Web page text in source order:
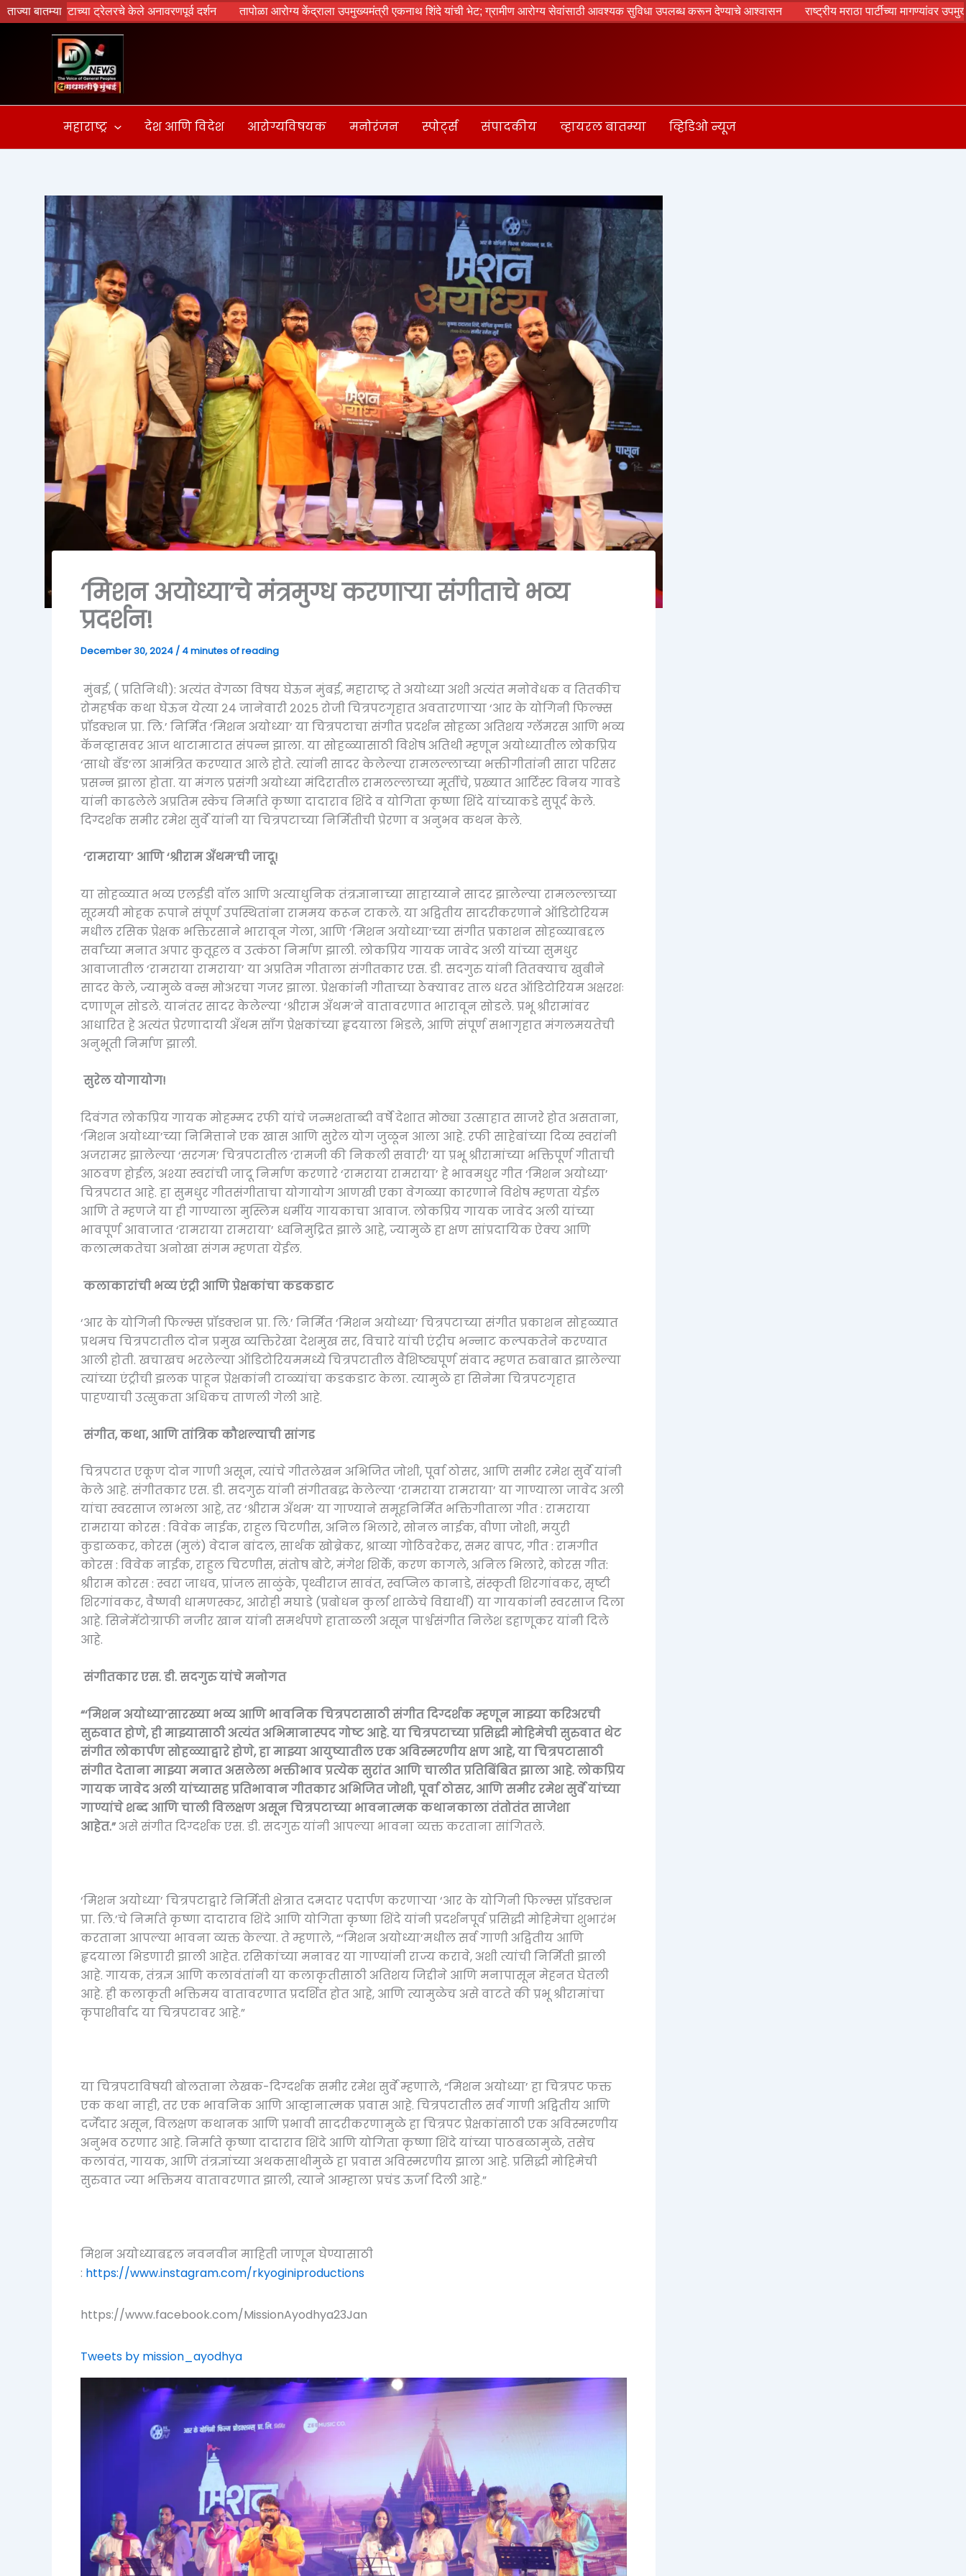
ताज्या बातम्या
केले अनावरणपूर्व दर्शन तापोळा आरोग्य केंद्राला उपमुख्यमंत्री एकनाथ शिंदे यांची भेट; ग्रामीण आरोग्य सेवांसाठी आवश्यक सुविधा उपलब्ध करून देण्याचे आश्वासन राष्ट्रीय मराठा पार्टीच्या मागण्यांवर उपमुख्यमंत्री सुनेत्रा पवार
Skip
to
महाराष्ट्र देश आणि विदेश आरोग्यविषयक मनोरंजन स्पोर्ट्स संपादकीय व्हायरल बातम्या व्हिडिओ न्यूज
‘मिशन अयोध्या’चे मंत्रमुग्ध करणाऱ्या संगीताचे भव्य
प्रदर्शन!
December 30, 2024 / 4 minutes of reading
मुंबई, ( प्रतिनिधी): अत्यंत वेगळा विषय घेऊन मुंबई, महाराष्ट्र ते अयोध्या अशी अत्यंत मनोवेधक व तितकीच
रोमहर्षक कथा घेऊन येत्या २४ जानेवारी २०२५ रोजी चित्रपटगृहात अवतारणाऱ्या ‘आर के योगिनी फिल्म्स
प्रॉडक्शन प्रा. लि.’ निर्मित ‘मिशन अयोध्या’ या चित्रपटाचा संगीत प्रदर्शन सोहळा अतिशय ग्लॅमरस आणि भव्य
कॅनव्हासवर आज थाटामाटात संपन्न झाला. या सोहळ्यासाठी विशेष अतिथी म्हणून अयोध्यातील लोकप्रिय
‘साधो बँड’ला आमंत्रित करण्यात आले होते. त्यांनी सादर केलेल्या रामलल्लाच्या भक्तीगीतांनी सारा परिसर
प्रसन्न झाला होता. या मंगल प्रसंगी अयोध्या मंदिरातील रामलल्लाच्या मूर्तीचे, प्रख्यात आर्टिस्ट विनय गावडे
यांनी काढलेले अप्रतिम स्केच निर्माते कृष्णा दादाराव शिंदे व योगिता कृष्णा शिंदे यांच्याकडे सुपूर्द केले.
दिग्दर्शक समीर रमेश सुर्वे यांनी या चित्रपटाच्या निर्मितीची प्रेरणा व अनुभव कथन केले.
‘रामराया’ आणि ‘श्रीराम अँथम’ची जादू!
या सोहळ्यात भव्य एलईडी वॉल आणि अत्याधुनिक तंत्रज्ञानाच्या साहाय्याने सादर झालेल्या रामलल्लाच्या
सूरमयी मोहक रूपाने संपूर्ण उपस्थितांना राममय करून टाकले. या अद्वितीय सादरीकरणाने ऑडिटोरियम
मधील रसिक प्रेक्षक भक्तिरसाने भारावून गेला, आणि ‘मिशन अयोध्या’च्या संगीत प्रकाशन सोहळ्याबद्दल
सर्वांच्या मनात अपार कुतूहल व उत्कंठा निर्माण झाली. लोकप्रिय गायक जावेद अली यांच्या सुमधुर
आवाजातील ‘रामराया रामराया’ या अप्रतिम गीताला संगीतकार एस. डी. सदगुरु यांनी तितक्याच खुबीने
सादर केले, ज्यामुळे वन्स मोअरचा गजर झाला. प्रेक्षकांनी गीताच्या ठेक्यावर ताल धरत ऑडिटोरियम अक्षरशः
दणाणून सोडले. यानंतर सादर केलेल्या ‘श्रीराम अँथम’ने वातावरणात भारावून सोडले. प्रभू श्रीरामांवर
आधारित हे अत्यंत प्रेरणादायी अँथम सॉंग प्रेक्षकांच्या हृदयाला भिडले, आणि संपूर्ण सभागृहात मंगलमयतेची
अनुभूती निर्माण झाली.
सुरेल योगायोग!
दिवंगत लोकप्रिय गायक मोहम्मद रफी यांचे जन्मशताब्दी वर्षे देशात मोठ्या उत्साहात साजरे होत असताना,
‘मिशन अयोध्या’च्या निमित्ताने एक खास आणि सुरेल योग जुळून आला आहे. रफी साहेबांच्या दिव्य स्वरांनी
अजरामर झालेल्या ‘सरगम’ चित्रपटातील ‘रामजी की निकली सवारी’ या प्रभू श्रीरामांच्या भक्तिपूर्ण गीताची
आठवण होईल, अश्या स्वरांची जादू निर्माण करणारे ‘रामराया रामराया’ हे भावमधुर गीत ‘मिशन अयोध्या’
चित्रपटात आहे. हा सुमधुर गीतसंगीताचा योगायोग आणखी एका वेगळ्या कारणाने विशेष म्हणता येईल
आणि ते म्हणजे या ही गाण्याला मुस्लिम धर्मीय गायकाचा आवाज. लोकप्रिय गायक जावेद अली यांच्या
भावपूर्ण आवाजात ‘रामराया रामराया’ ध्वनिमुद्रित झाले आहे, ज्यामुळे हा क्षण सांप्रदायिक ऐक्य आणि
कलात्मकतेचा अनोखा संगम म्हणता येईल.
कलाकारांची भव्य एंट्री आणि प्रेक्षकांचा कडकडाट
‘आर के योगिनी फिल्म्स प्रॉडक्शन प्रा. लि.’ निर्मित ‘मिशन अयोध्या’ चित्रपटाच्या संगीत प्रकाशन सोहळ्यात
प्रथमच चित्रपटातील दोन प्रमुख व्यक्तिरेखा देशमुख सर, विचारे यांची एंट्रीच भन्नाट कल्पकतेने करण्यात
आली होती. खचाखच भरलेल्या ऑडिटोरियममध्ये चित्रपटातील वैशिष्ट्यपूर्ण संवाद म्हणत रुबाबात झालेल्या
त्यांच्या एंट्रीची झलक पाहून प्रेक्षकांनी टाळ्यांचा कडकडाट केला. त्यामुळे हा सिनेमा चित्रपटगृहात
पाहण्याची उत्सुकता अधिकच ताणली गेली आहे.
संगीत, कथा, आणि तांत्रिक कौशल्याची सांगड
चित्रपटात एकूण दोन गाणी असून, त्यांचे गीतलेखन अभिजित जोशी, पूर्वा ठोसर, आणि समीर रमेश सुर्वे यांनी
केले आहे. संगीतकार एस. डी. सदगुरु यांनी संगीतबद्ध केलेल्या ‘रामराया रामराया’ या गाण्याला जावेद अली
यांचा स्वरसाज लाभला आहे, तर ‘श्रीराम अँथम’ या गाण्याने समूहनिर्मित भक्तिगीताला गीत : रामराया
रामराया कोरस : विवेक नाईक, राहुल चिटणीस, अनिल भिलारे, सोनल नाईक, वीणा जोशी, मयुरी
कुडाळकर, कोरस (मुलं) वेदान बांदल, सार्थक खोब्रेकर, श्राव्या गोठिवरेकर, समर बापट, गीत : रामगीत
कोरस : विवेक नाईक, राहुल चिटणीस, संतोष बोटे, मंगेश शिर्के, करण कागले, अनिल भिलारे, कोरस गीत:
श्रीराम कोरस : स्वरा जाधव, प्रांजल साळुंके, पृथ्वीराज सावंत, स्वप्निल कानाडे, संस्कृती शिरगांवकर, सृष्टी
शिरगांवकर, वैष्णवी धामणस्कर, आरोही मघाडे (प्रबोधन कुर्ला शाळेचे विद्यार्थी) या गायकांनी स्वरसाज दिला
आहे. सिनेमॅटोग्राफी नजीर खान यांनी समर्थपणे हाताळली असून पार्श्वसंगीत निलेश डहाणूकर यांनी दिले
आहे.
संगीतकार एस. डी. सदगुरु यांचे मनोगत
“‘मिशन अयोध्या’सारख्या भव्य आणि भावनिक चित्रपटासाठी संगीत दिग्दर्शक म्हणून माझ्या करिअरची
सुरुवात होणे,ही माझ्यासाठी अत्यंत अभिमानास्पद गोष्ट आहे. या चित्रपटाच्या प्रसिद्धी मोहिमेची सुरुवात थेट
संगीत लोकार्पण सोहळ्याद्वारे होणे,हा माझ्या आयुष्यातील एक अविस्मरणीय क्षण आहे,या चित्रपटासाठी
संगीत देताना माझ्या मनात असलेला भक्तीभाव प्रत्येक सुरांत आणि चालीत प्रतिबिंबित झाला आहे. लोकप्रिय
गायक जावेद अली यांच्यासह प्रतिभावान गीतकार अभिजित जोशी,पूर्वा ठोसर,आणि समीर रमेश सुर्वे यांच्या
गाण्यांचे शब्द आणि चाली विलक्षण असून चित्रपटाच्या भावनात्मक कथानकाला तंतोतंत साजेशा
आहेत.”असे संगीत दिग्दर्शक एस. डी. सदगुरु यांनी आपल्या भावना व्यक्त करताना सांगितले.
‘मिशन अयोध्या’ चित्रपटाद्वारे निर्मिती क्षेत्रात दमदार पदार्पण करणाऱ्या ‘आर के योगिनी फिल्म्स प्रॉडक्शन
प्रा. लि.’चे निर्माते कृष्णा दादाराव शिंदे आणि योगिता कृष्णा शिंदे यांनी प्रदर्शनपूर्व प्रसिद्धी मोहिमेचा शुभारंभ
करताना आपल्या भावना व्यक्त केल्या. ते म्हणाले, “‘मिशन अयोध्या’मधील सर्व गाणी अद्वितीय आणि
हृदयाला भिडणारी झाली आहेत. रसिकांच्या मनावर या गाण्यांनी राज्य करावे, अशी त्यांची निर्मिती झाली
आहे. गायक, तंत्रज्ञ आणि कलावंतांनी या कलाकृतीसाठी अतिशय जिद्दीने आणि मनापासून मेहनत घेतली
आहे. ही कलाकृती भक्तिमय वातावरणात प्रदर्शित होत आहे, आणि त्यामुळेच असे वाटते की प्रभू श्रीरामांचा
कृपाशीर्वाद या चित्रपटावर आहे.”
या चित्रपटाविषयी बोलताना लेखक-दिग्दर्शक समीर रमेश सुर्वे म्हणाले, “मिशन अयोध्या’ हा चित्रपट फक्त
एक कथा नाही, तर एक भावनिक आणि आव्हानात्मक प्रवास आहे. चित्रपटातील सर्व गाणी अद्वितीय आणि
दर्जेदार असून, विलक्षण कथानक आणि प्रभावी सादरीकरणामुळे हा चित्रपट प्रेक्षकांसाठी एक अविस्मरणीय
अनुभव ठरणार आहे. निर्माते कृष्णा दादाराव शिंदे आणि योगिता कृष्णा शिंदे यांच्या पाठबळामुळे, तसेच
कलावंत, गायक, आणि तंत्रज्ञांच्या अथकसाथीमुळे हा प्रवास अविस्मरणीय झाला आहे. प्रसिद्धी मोहिमेची
सुरुवात ज्या भक्तिमय वातावरणात झाली, त्याने आम्हाला प्रचंड ऊर्जा दिली आहे.”
मिशन अयोध्याबद्दल नवनवीन माहिती जाणून घेण्यासाठी
: https://www.instagram.com/rkyoginiproductions
https://www.facebook.com/MissionAyodhya23Jan
Tweets by mission_ayodhya